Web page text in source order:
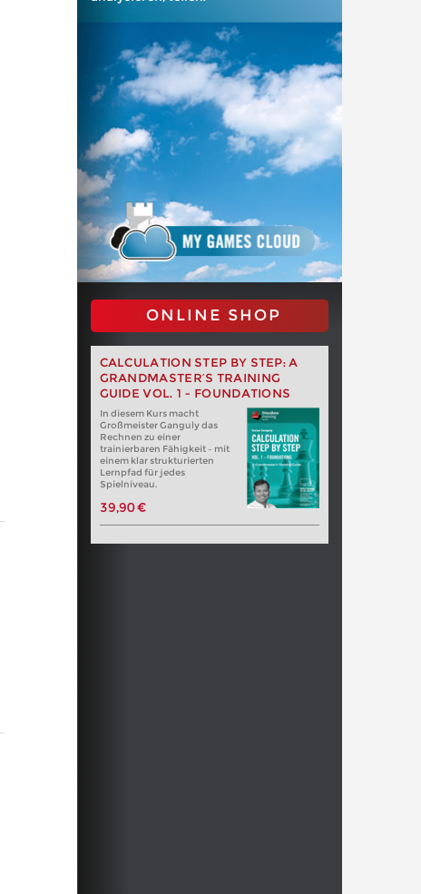
ONLINE SHOP
CALCULATION STEP BY STEP: A
GRANDMASTER’S TRAINING
GUIDE VOL. 1 - FOUNDATIONS
In diesem Kurs macht
Großmeister Ganguly das
Rechnen zu einer
trainierbaren Fähigkeit – mit
einem klar strukturierten
Lernpfad für jedes
Spielniveau.
39,90 €